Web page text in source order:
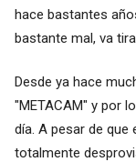
hace bastantes
bastante mal, va
Desde ya hace
"METACAM" y por
día. A pesar de
totalmente